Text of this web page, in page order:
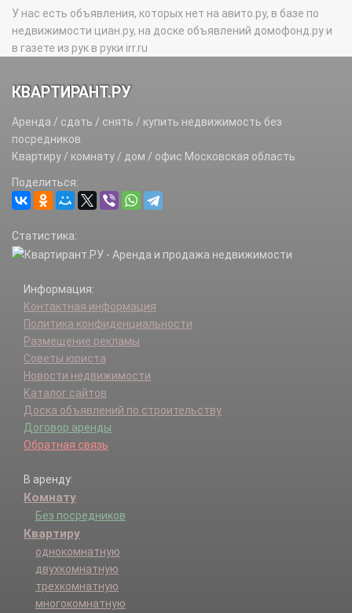
У нас есть объявления, которых нет на авито.ру, в базе по
недвижимости циан.ру, на доске объявлений домофонд.ру и
в газете из рук в руки irr.ru
КВАРТИРАНТ.РУ
Аренда / сдать / снять / купить недвижимость без
посредников.
Квартиру / комнату / дом / офис Московская область
Поделиться:
Статистика:
Информация:
Контактная информация
Политика конфиденциальности
Размещение рекламы
Советы юриста
Новости недвижимости
Каталог сайтов
Доска объявлений по строительству
Договор аренды
Обратная связь
В аренду:
Комнату
Без посредников
Квартиру
однокомнатную
двухкомнатную
трехкомнатную
многокомнатную